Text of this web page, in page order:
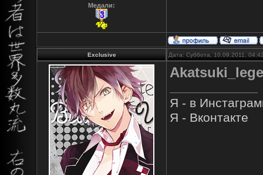
Медали:
Exclusive Дата: Суббота, 10.09.2011,
Я - в
Я - Вконтакте